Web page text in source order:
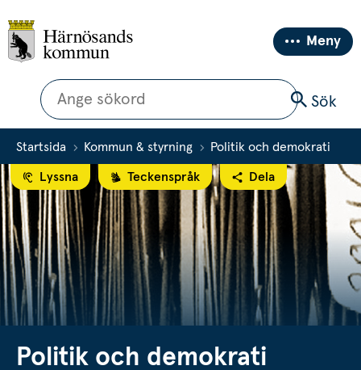
Meny
Sök
Sök
Startsida Kommun & styrning Politik och demokrati
Lyssna Teckenspråk Dela
Politik och demokrati